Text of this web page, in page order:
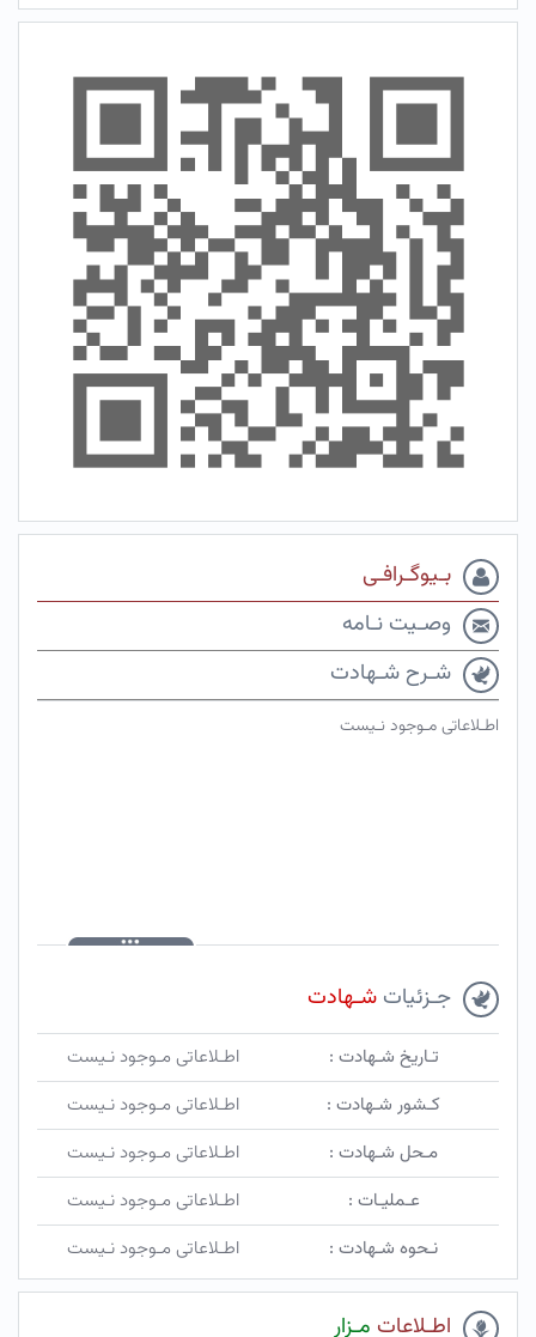
بـیوگـرافـی
وصـیت نـامه
شـرح شـهادت
اطـلاعاتی مـوجود نـیست
جـزئیات شـهادت
تـاریخ شـهادت :
اطـلاعاتی مـوجود نـیست
کـشور شـهادت :
اطـلاعاتی مـوجود نـیست
مـحل شـهادت :
اطـلاعاتی مـوجود نـیست
عـملیـات :
اطـلاعاتی مـوجود نـیست
نـحوه شـهادت :
اطـلاعاتی مـوجود نـیست
اطـلاعات مـزار